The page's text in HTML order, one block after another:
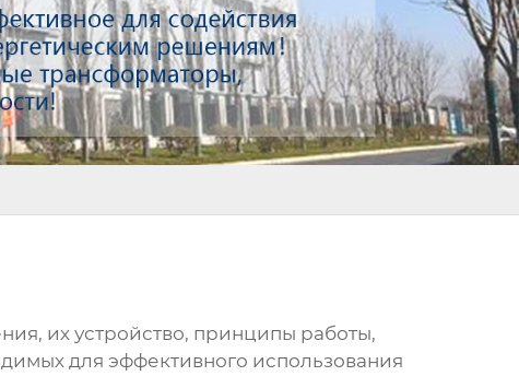
, их устройство, принципы работы,
для эффективного использования